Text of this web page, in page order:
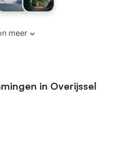
meer
in Overijssel